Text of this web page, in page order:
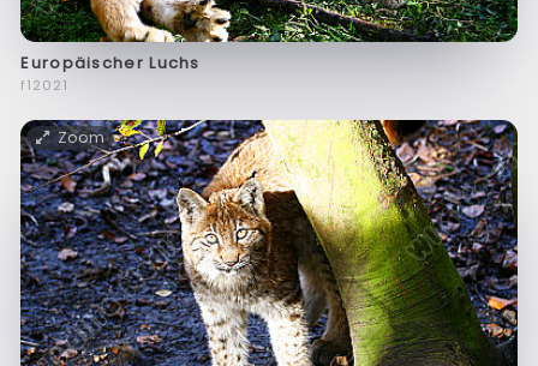
Europäischer Luchs
f12021
Zoom